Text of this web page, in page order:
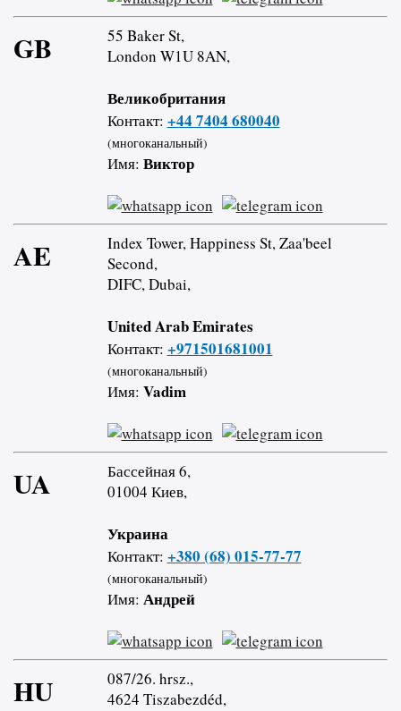
GB
55 Baker St,
London W1U 8AN,
Великобритания
Контакт: +44 7404 680040
(многоканальный)
Имя: Виктор
AE
Index Tower, Happiness St, Zaa'beel
Second,
DIFC, Dubai,
United Arab Emirates
Контакт: +971501681001
(многоканальный)
Имя: Vadim
UA
Бассейная 6,
01004 Киев,
Украина
Контакт: +380 (68) 015-77-77
(многоканальный)
Имя: Андрей
HU
087/26. hrsz.,
4624 Tiszabezdéd,